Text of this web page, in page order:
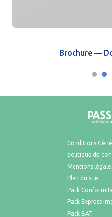
Brochure —
Conditions
politique de
Mentions
Plan du site
Pack
Pack Express
Pack BAT